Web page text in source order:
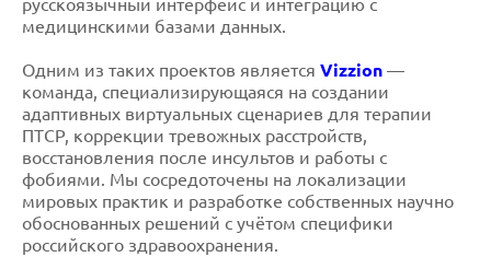
русскоязычный интерфейс и интеграцию с
медицинскими базами данных.
Одним из таких проектов является Vizzion —
команда, специализирующаяся на создании
адаптивных виртуальных сценариев для терапии
ПТСР, коррекции тревожных расстройств,
восстановления после инсультов и работы с
фобиями. Мы сосредоточены на локализации
мировых практик и разработке собственных научно
обоснованных решений с учётом специфики
российского здравоохранения.